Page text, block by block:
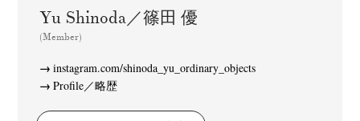
Yu Shinoda／篠田 優
(Member)
instagram.com/shinoda_yu_ordinary_objects
Profile／略歴